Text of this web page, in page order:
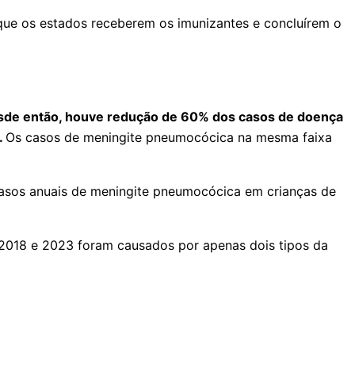
os estados receberem os imunizantes e concluírem o
então, houve redução de 60% dos casos de doença
Os casos de meningite pneumocócica na mesma faixa
anuais de meningite pneumocócica em crianças de
e 2023 foram causados por apenas dois tipos da